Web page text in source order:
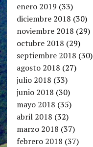
enero 2019 (33)
diciembre 2018 (30)
noviembre 2018 (29)
octubre 2018 (29)
septiembre 2018 (30)
agosto 2018 (27)
julio 2018 (33)
junio 2018 (30)
mayo 2018 (35)
abril 2018 (32)
marzo 2018 (37)
febrero 2018 (37)